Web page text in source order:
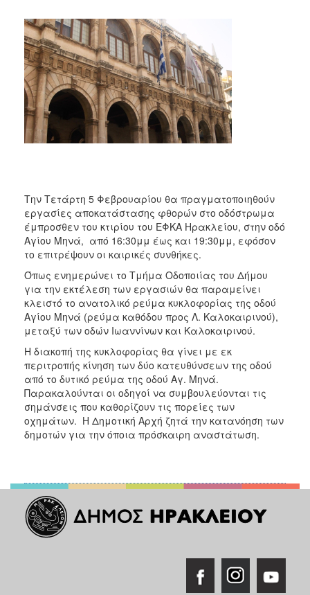
2012
2011
2010
2006
ΗΡΑΚΛΕΙΟ
Την Τετάρτη 5 Φεβρουαρίου θα πραγματοποιηθούν
εργασίες αποκατάστασης φθορών στο οδόστρωμα
έμπροσθεν του κτιρίου του ΕΦΚΑ Ηρακλείου, στην οδό
Αγίου Μηνά, από 16:30μμ έως και 19:30μμ, εφόσον
το επιτρέψουν οι καιρικές συνθήκες.
Όπως ενημερώνει το Τμήμα Οδοποιίας του Δήμου
για την εκτέλεση των εργασιών θα παραμείνει
κλειστό το ανατολικό ρεύμα κυκλοφορίας της οδού
Αγίου Μηνά (ρεύμα καθόδου προς Λ. Καλοκαιρινού),
μεταξύ των οδών Ιωαννίνων και Καλοκαιρινού.
Η διακοπή της κυκλοφορίας θα γίνει με εκ
περιτροπής κίνηση των δύο κατευθύνσεων της οδού
από το δυτικό ρεύμα της οδού Αγ. Μηνά.
Παρακαλούνται οι οδηγοί να συμβουλεύονται τις
σημάνσεις που καθορίζουν τις πορείες των
οχημάτων. Η Δημοτική Αρχή ζητά την κατανόηση των
δημοτών για την όποια πρόσκαιρη αναστάτωση.